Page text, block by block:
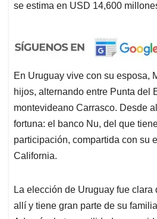
se estima en USD 14,600
En Uruguay vive con su esposa,
hijos, alternando entre Punta del
montevideano Carrasco. Desde
fortuna: el banco Nu, del que
participación, compartida con su
California.
La elección de Uruguay fue
allí y tiene gran parte de su